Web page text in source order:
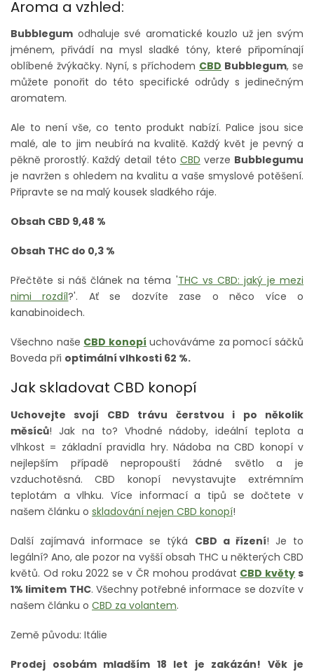
Aroma a vzhled:
Bubblegum odhaluje své aromatické kouzlo už jen svým
jménem, přivádí na mysl sladké tóny, které připomínají
oblíbené žvýkačky. Nyní, s příchodem CBD Bubblegum, se
můžete ponořit do této specifické odrůdy s jedinečným
aromatem.
Ale to není vše, co tento produkt nabízí. Palice jsou sice
malé, ale to jim neubírá na kvalitě. Každý květ je pevný a
pěkně prorostlý. Každý detail této CBD verze Bubblegumu
je navržen s ohledem na kvalitu a vaše smyslové potěšení.
Připravte se na malý kousek sladkého ráje.
Obsah CBD 9,48 %
Obsah THC do 0,3 %
Přečtěte si náš článek na téma 'THC vs CBD: jaký je mezi
nimi rozdíl?'. Ať se dozvíte zase o něco více o
kanabinoidech.
Všechno naše CBD konopí uchováváme za pomocí sáčků
Boveda při optimální vlhkosti 62 %.
Jak skladovat CBD konopí
Uchovejte svojí CBD trávu čerstvou i po několik
měsíců! Jak na to? Vhodné nádoby, ideální teplota a
vlhkost = základní pravidla hry. Nádoba na CBD konopí v
nejlepším případě nepropouští žádné světlo a je
vzduchotěsná. CBD konopí nevystavujte extrémním
teplotám a vlhku. Více informací a tipů se dočtete v
našem článku o skladování nejen CBD konopí!
Další zajímavá informace se týká CBD a řízení! Je to
legální? Ano, ale pozor na vyšší obsah THC u některých CBD
květů. Od roku 2022 se v ČR mohou prodávat CBD květy s
1% limitem THC. Všechny potřebné informace se dozvíte v
našem článku o CBD za volantem.
Země původu: Itálie
Prodej osobám mladším 18 let je zakázán! Věk je